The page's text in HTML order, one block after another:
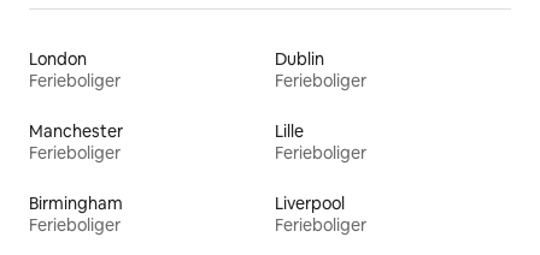
London
Ferieboliger
Dublin
Ferieboliger
Manchester
Ferieboliger
Lille
Ferieboliger
Birmingham
Ferieboliger
Liverpool
Ferieboliger